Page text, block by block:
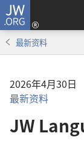
JW.ORG
最新资料
2026年4月30日
最新资料
JW